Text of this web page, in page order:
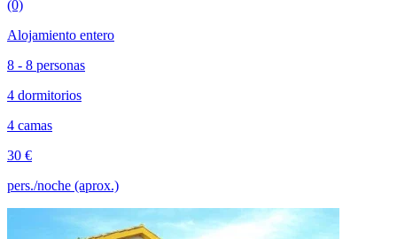
(0)
Alojamiento entero
8 - 8 personas
4 dormitorios
4 camas
30 €
pers./noche (aprox.)